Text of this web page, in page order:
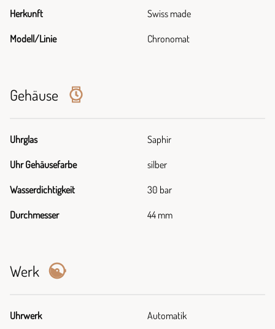
Herkunft Swiss made
Modell/Linie Chronomat
Gehäuse
Uhrglas Saphir
Uhr Gehäusefarbe silber
Wasserdichtigkeit 30 bar
Durchmesser 44 mm
Werk
Uhrwerk Automatik